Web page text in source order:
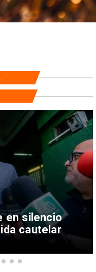
en silencio
cautelar